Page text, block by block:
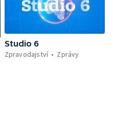
Studio 6
Zpravodajství
Zprávy